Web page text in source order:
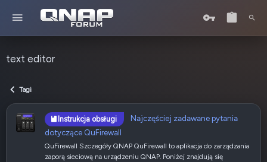
text editor
Tagi
Instrukcja obsługi
Najczęściej zadawane pytania
dotyczące QuFirewall
QuFirewall Szczegóły QNAP QuFirewall to aplikacja do zarządzania
zaporą sieciową na urządzeniu QNAP. Poniżej znajdują się